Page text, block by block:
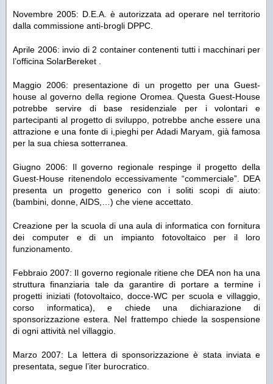
Novembre 2005: D.E.A. è autorizzata ad operare nel territorio
dalla commissione anti-brogli DPPC.
Aprile 2006: invio di 2 container contenenti tutti i macchinari per
l’officina SolarBereket .
Maggio 2006: presentazione di un progetto per una Guest-
house al governo della regione Oromea. Questa Guest-House
potrebbe servire di base residenziale per i volontari e
partecipanti al progetto di sviluppo, potrebbe anche essere una
attrazione e una fonte di i,pieghi per Adadi Maryam, già famosa
per la sua chiesa sotterranea.
Giugno 2006: Il governo regionale respinge il progetto della
Guest-House ritenendolo eccessivamente “commerciale”. DEA
presenta un progetto generico con i soliti scopi di aiuto:
(bambini, donne, AIDS,…) che viene accettato.
Creazione per la scuola di una aula di informatica con fornitura
dei computer e di un impianto fotovoltaico per il loro
funzionamento.
Febbraio 2007: Il governo regionale ritiene che DEA non ha una
struttura finanziaria tale da garantire di portare a termine i
progetti iniziati (fotovoltaico, docce-WC per scuola e villaggio,
corso informatica), e chiede una dichiarazione di
sponsorizzazione estera. Nel frattempo chiede la sospensione
di ogni attività nel villaggio.
Marzo 2007: La lettera di sponsorizzazione è stata inviata e
presentata, segue l’iter burocratico.